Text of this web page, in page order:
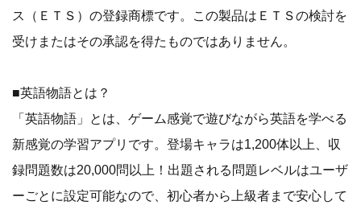
ス（ＥＴＳ）の登録商標です。この製品はＥＴＳの検討を
受けまたはその承認を得たものではありません。
■英語物語とは？
「英語物語」とは、ゲーム感覚で遊びながら英語を学べる
新感覚の学習アプリです。登場キャラは1,200体以上、収
録問題数は20,000問以上！出題される問題レベルはユーザ
ーごとに設定可能なので、初心者から上級者まで安心して